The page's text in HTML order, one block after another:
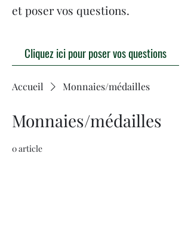
et poser vos questions.
Cliquez ici pour poser vos questions
Accueil Monnaies/médailles
Monnaies/médailles
0 article